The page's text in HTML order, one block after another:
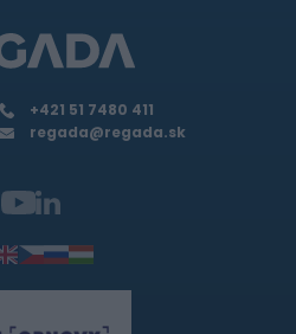
+421 51 7480 411
regada@regada.sk